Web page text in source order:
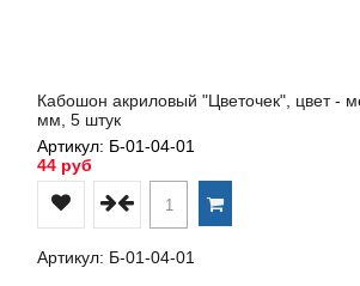
Кабошон акриловый "Цветочек", цвет -
мм, 5 штук
Артикул: Б-01-04-01
44 руб
Артикул: Б-01-04-01